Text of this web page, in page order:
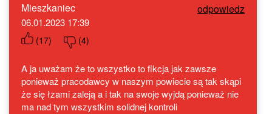
Mieszkaniec odpowiedz
06.01.2023 17:39
(17) (4)
A ja uważam że to wszystko to fikcja jak zawsze
ponieważ pracodawcy w naszym powiecie są tak skąpi
że się łzami zaleją a i tak na swoje wyjdą ponieważ nie
ma nad tym wszystkim solidnej kontroli